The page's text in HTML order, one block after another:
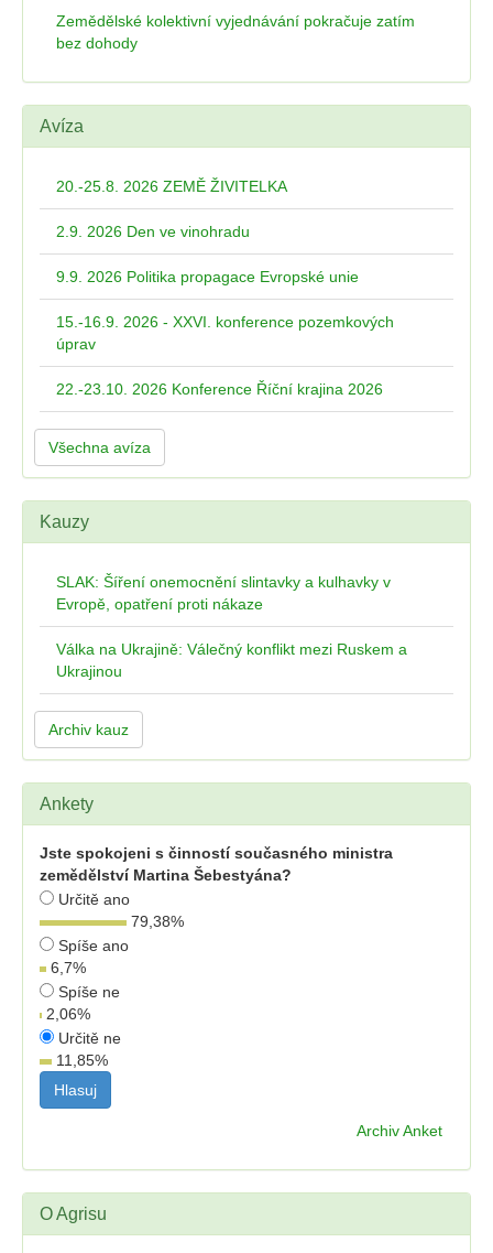
Zemědělské kolektivní vyjednávání pokračuje zatím
bez dohody
Avíza
20.-25.8. 2026 ZEMĚ ŽIVITELKA
2.9. 2026 Den ve vinohradu
9.9. 2026 Politika propagace Evropské unie
15.-16.9. 2026 - XXVI. konference pozemkových
úprav
22.-23.10. 2026 Konference Říční krajina 2026
Všechna avíza
Kauzy
SLAK: Šíření onemocnění slintavky a kulhavky v
Evropě, opatření proti nákaze
Válka na Ukrajině: Válečný konflikt mezi Ruskem a
Ukrajinou
Archiv kauz
Ankety
Jste spokojeni s činností současného ministra
zemědělství Martina Šebestyána?
Určitě ano
79,38%
Spíše ano
6,7%
Spíše ne
2,06%
Určitě ne
11,85%
Archiv Anket
O Agrisu